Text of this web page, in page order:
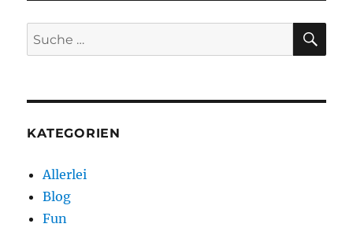
Suche
nach:
KATEGORIEN
Allerlei
Blog
Fun